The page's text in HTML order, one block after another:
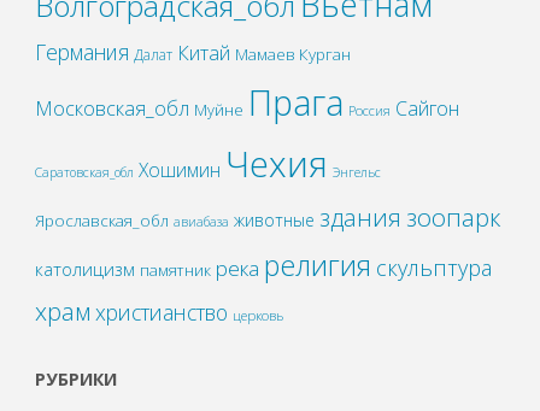
Германия Далат Китай Мамаев Курган
Московская_обл Муйне Прага Россия Сайгон
Саратовская_обл Хошимин Чехия Энгельс
Ярославская_обл авиабаза животные здания зоопарк
католицизм памятник река религия скульптура
храм христианство церковь
РУБРИКИ